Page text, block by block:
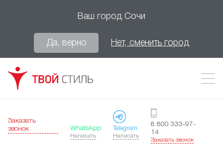
Ваш город Сочи
Да, верно Нет, сменить город
Заказать
звонок
WhatsApp
Написать
Telegram
Написать
8 800 333-97-
14
Заказать звонок